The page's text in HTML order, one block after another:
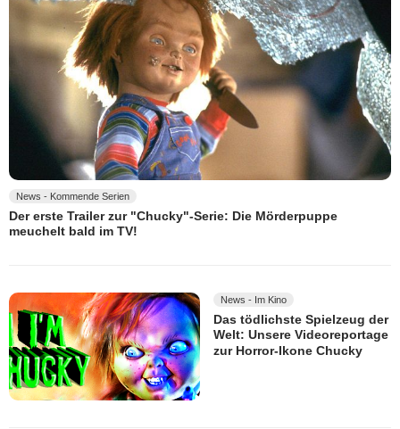
News - Kommende Serien
Der erste Trailer zur "Chucky"-Serie: Die Mörderpuppe
meuchelt bald im TV!
News - Im Kino
Das tödlichste Spielzeug der
Welt: Unsere Videoreportage
zur Horror-Ikone Chucky